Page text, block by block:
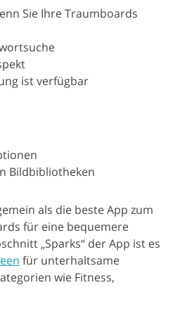
Sie Ihre Traumboards
ist verfügbar
Bildbibliotheken
als die beste App zum
für eine bequemere
„Sparks“ der App ist es
für unterhaltsame
wie Fitness,